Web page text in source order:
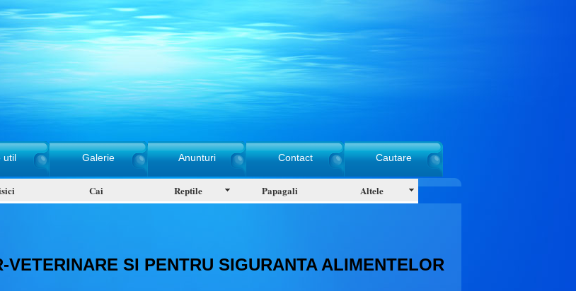
util Galerie Anunturi Contact Cautare
Cai Reptile Papagali Altele
VETERINARE SI PENTRU SIGURANTA ALIMENTELOR